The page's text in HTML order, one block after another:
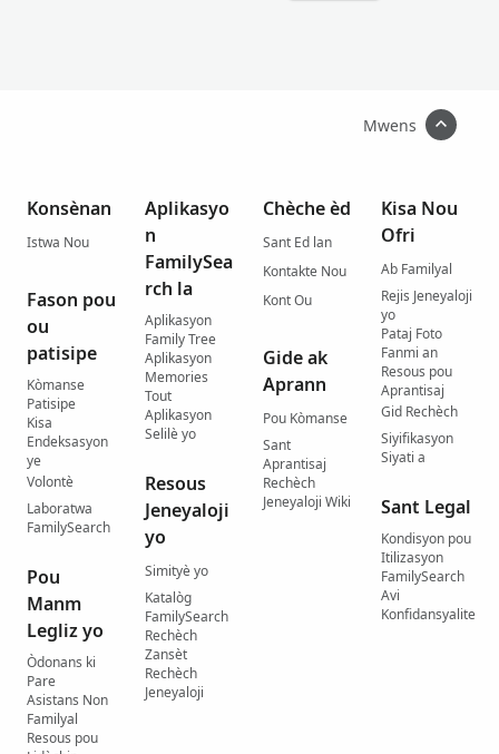
Mwens
Konsènan
Istwa Nou
Fason pou
ou
patisipe
Kòmanse
Patisipe
Kisa
Endeksasyon
ye
Volontè
Laboratwa
FamilySearch
Pou
Manm
Legliz yo
Òdonans ki
Pare
Asistans Non
Familyal
Resous pou
Aplikasyo
n
FamilySea
rch la
Aplikasyon
Family Tree
Aplikasyon
Memories
Tout
Aplikasyon
Selilè yo
Resous
Jeneyaloji
yo
Simityè yo
Katalòg
FamilySearch
Rechèch
Zansèt
Rechèch
Jeneyaloji
Chèche èd
Sant Ed lan
Kontakte Nou
Kont Ou
Gide ak
Aprann
Pou Kòmanse
Sant
Aprantisaj
Rechèch
Jeneyaloji Wiki
Kisa Nou
Ofri
Ab Familyal
Rejis Jeneyaloji
yo
Pataj Foto
Fanmi an
Resous pou
Aprantisaj
Gid Rechèch
Siyifikasyon
Siyati a
Sant Legal
Kondisyon pou
Itilizasyon
FamilySearch
Avi
Konfidansyalite